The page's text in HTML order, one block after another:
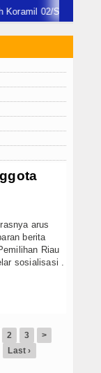
Apit Jumat 7
arus
berita
Riau
sosialisasi .
2 3
>
Last ›